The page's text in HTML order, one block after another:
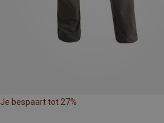
Je bespaart tot 27%